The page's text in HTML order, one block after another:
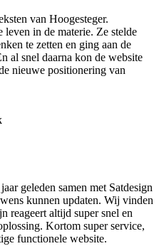
van Hoogesteger.
in de materie. Ze stelde
te zetten en ging aan de
al snel daarna kon de website
nieuwe positionering van
geleden samen met Satdesign
kunnen updaten. Wij vinden
reageert altijd super snel en
Kortom super service,
functionele website.